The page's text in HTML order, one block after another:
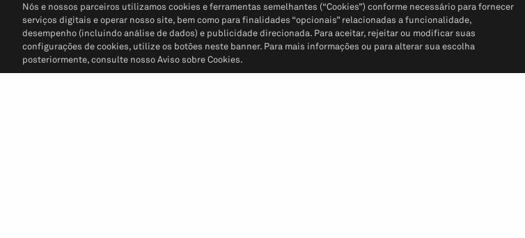
Nós e nossos parceiros utilizamos cookies e ferramentas semelhantes (“Cookies”) conforme necessário para fornecer
serviços digitais e operar nosso site, bem como para finalidades “opcionais” relacionadas a funcionalidade,
desempenho (incluindo análise de dados) e publicidade direcionada. Para aceitar, rejeitar ou modificar suas
configurações de cookies, utilize os botões neste banner. Para mais informações ou para alterar sua escolha
posteriormente, consulte nosso Aviso sobre Cookies.